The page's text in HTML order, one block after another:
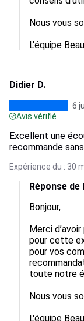
Nous vous
L'équipe
Didier D.
6
Avis vérifié
Excellent une
recommande
Expérience du : 30
Réponse
Bonjour,
Merci
pour cette
pour vos
toute notre
Nous vous
L'équipe